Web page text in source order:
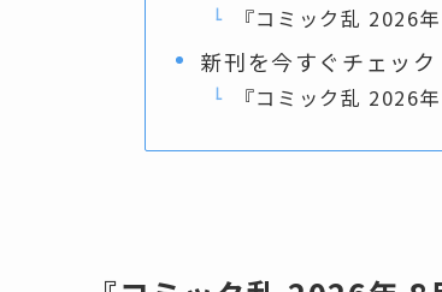
『コミック乱 2026
新刊を今すぐチェック
『コミック乱 2026